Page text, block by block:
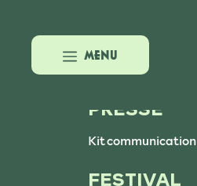
contenu
MENU
PRESSE
Kit communication
FESTIVAL